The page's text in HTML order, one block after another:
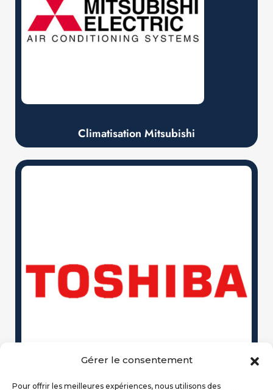
Gérer le consentement
Pour offrir les meilleures expériences, nous utilisons des
Climatisation Mitsubishi